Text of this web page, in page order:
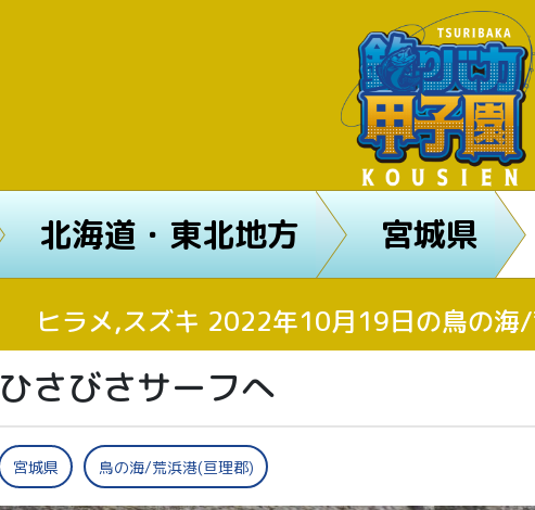
北海道・東北地方 宮城県
ヒラメ,スズキ 2022年10月19日の鳥の
ひさびさサーフへ
宮城県 鳥の海/荒浜港(亘理郡)